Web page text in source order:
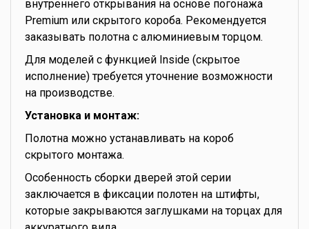
внутреннего открывания на основе погонажа
Premium или скрытого короба. Рекомендуется
заказывать полотна с алюминиевым торцом.
Для моделей с функцией Inside (скрытое
исполнение) требуется уточнение возможности
на производстве.
Установка и монтаж:
Полотна можно устанавливать на короб
скрытого монтажа.
Особенность сборки дверей этой серии
заключается в фиксации полотен на штифты,
которые закрываются заглушками на торцах для